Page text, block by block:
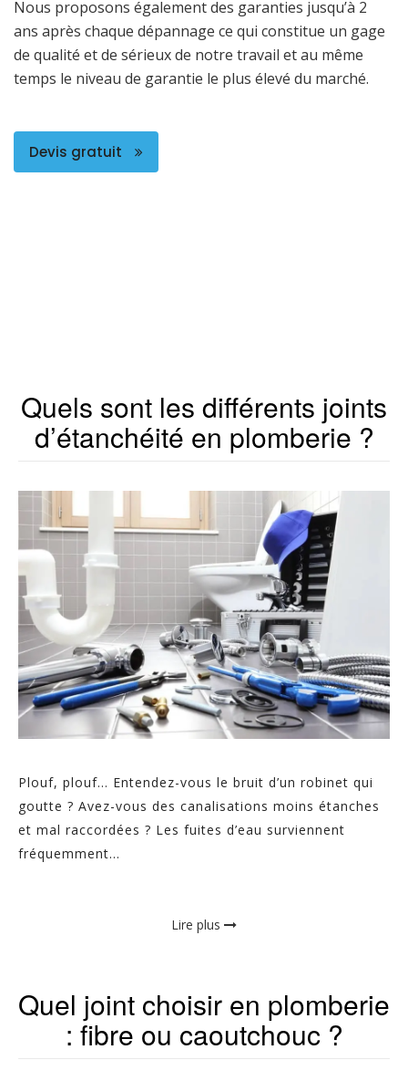
Nous proposons également des garanties jusqu’à 2
ans après chaque dépannage ce qui constitue un gage
de qualité et de sérieux de notre travail et au même
temps le niveau de garantie le plus élevé du marché.
Devis gratuit
Quels sont les différents joints
d’étanchéité en plomberie ?
Plouf, plouf… Entendez-vous le bruit d’un robinet qui
goutte ? Avez-vous des canalisations moins étanches
et mal raccordées ? Les fuites d’eau surviennent
fréquemment...
Lire plus
Quel joint choisir en plomberie
: fibre ou caoutchouc ?